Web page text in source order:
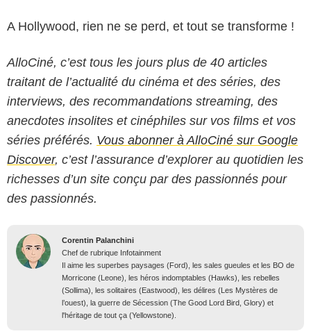
A Hollywood, rien ne se perd, et tout se transforme !
AlloCiné, c’est tous les jours plus de 40 articles
traitant de l’actualité du cinéma et des séries, des
interviews, des recommandations streaming, des
anecdotes insolites et cinéphiles sur vos films et vos
séries préférés. Vous abonner à AlloCiné sur Google
Discover, c’est l’assurance d’explorer au quotidien les
richesses d’un site conçu par des passionnés pour
des passionnés.
Corentin Palanchini
Chef de rubrique Infotainment
Il aime les superbes paysages (Ford), les sales gueules et les BO de
Morricone (Leone), les héros indomptables (Hawks), les rebelles
(Sollima), les solitaires (Eastwood), les délires (Les Mystères de
l’ouest), la guerre de Sécession (The Good Lord Bird, Glory) et
l'héritage de tout ça (Yellowstone).